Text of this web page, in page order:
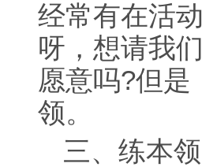
经常有在活
呀，想请我
愿意吗?但
领。
三、练本